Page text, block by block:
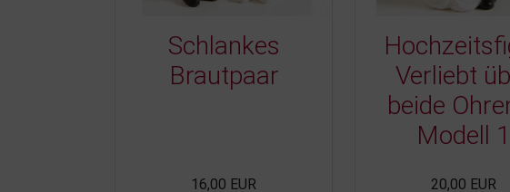
Schlankes
Brautpaar
16,00 EUR
Verliebt
beide
Modell 1
20,00 EUR